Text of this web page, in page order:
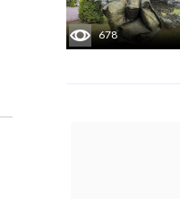
678